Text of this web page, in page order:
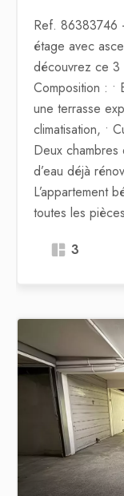
Ref. 86383746
étage avec
découvrez ce 3
Composition : •
une terrasse
climatisation, •
Deux chambres
d’eau déjà
L’appartement
toutes les
3